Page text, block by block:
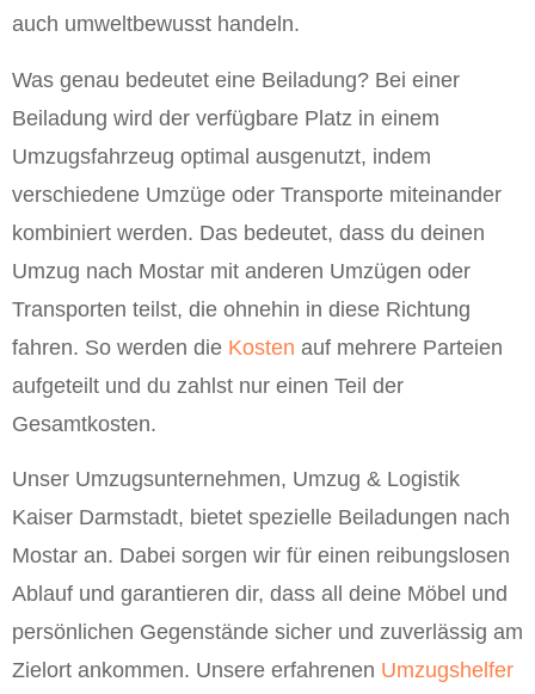
auch umweltbewusst handeln.
Was genau bedeutet eine Beiladung? Bei einer
Beiladung wird der verfügbare Platz in einem
Umzugsfahrzeug optimal ausgenutzt, indem
verschiedene Umzüge oder Transporte miteinander
kombiniert werden. Das bedeutet, dass du deinen
Umzug nach Mostar mit anderen Umzügen oder
Transporten teilst, die ohnehin in diese Richtung
fahren. So werden die Kosten auf mehrere Parteien
aufgeteilt und du zahlst nur einen Teil der
Gesamtkosten.
Unser Umzugsunternehmen, Umzug & Logistik
Kaiser Darmstadt, bietet spezielle Beiladungen nach
Mostar an. Dabei sorgen wir für einen reibungslosen
Ablauf und garantieren dir, dass all deine Möbel und
persönlichen Gegenstände sicher und zuverlässig am
Zielort ankommen. Unsere erfahrenen Umzugshelfer